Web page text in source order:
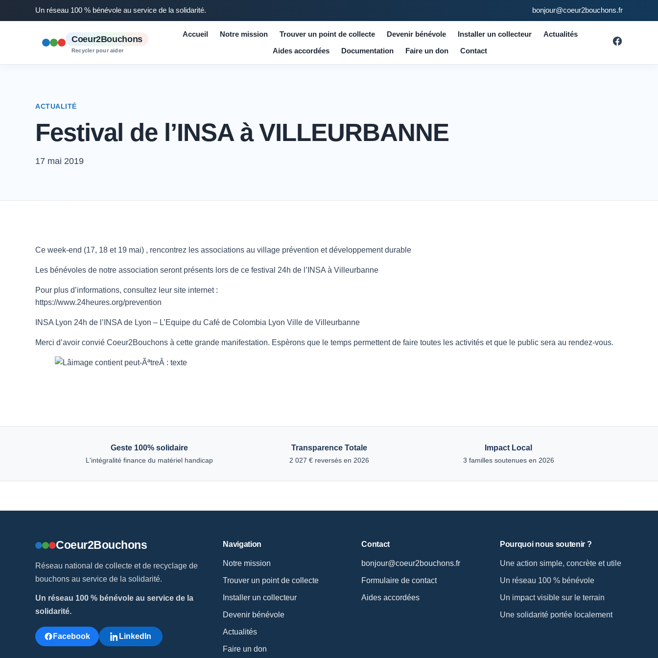
Un réseau 100 % bénévole au service de la solidarité. bonjour@coeur2bouchons.fr
Coeur2Bouchons
Recycler pour aider
Accueil Notre mission Trouver un point de collecte Devenir bénévole Installer un collecteur
Actualités
Aides accordées
Documentation Faire un don Contact
ACTUALITÉ
Festival de l’INSA à VILLEURBANNE
17 mai 2019
Ce week-end (17, 18 et 19 mai) , rencontrez les associations au village prévention et développement durable
Les bénévoles de notre association seront présents lors de ce festival 24h de l’INSA à Villeurbanne
Pour plus d’informations, consultez leur site internet :
https://www.24heures.org/prevention
INSA Lyon 24h de l’INSA de Lyon – L’Equipe du Café de Colombia Lyon Ville de Villeurbanne
Merci d’avoir convié Coeur2Bouchons à cette grande manifestation. Espèrons que le temps permettent de faire toutes les activités et que le public sera au rendez-vous.
Geste 100% solidaire
L'intégralité finance du matériel handicap
Transparence Totale
2 027 € reversés en 2026
Impact Local
3 familles soutenues en 2026
Coeur2Bouchons
Réseau national de collecte et de recyclage de
bouchons au service de la solidarité.
Un réseau 100 % bénévole au service de la
solidarité.
Facebook LinkedIn
Navigation
Notre mission
Trouver un point de collecte
Installer un collecteur
Devenir bénévole
Actualités
Faire un don
Contact
bonjour@coeur2bouchons.fr
Formulaire de contact
Aides accordées
Pourquoi nous soutenir ?
Une action simple, concrète et utile
Un réseau 100 % bénévole
Un impact visible sur le terrain
Une solidarité portée localement